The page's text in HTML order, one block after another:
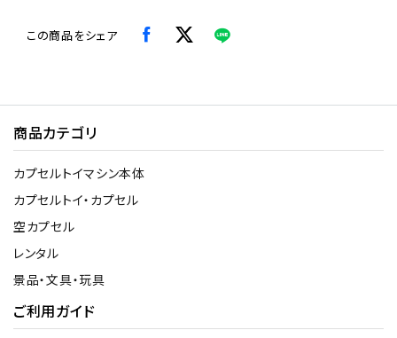
この商品をシェア
商品カテゴリ
カプセルトイマシン本体
カプセルトイ・カプセル
空カプセル
レンタル
景品・文具・玩具
ご利用ガイド